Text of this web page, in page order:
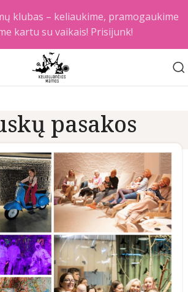
pasakos
klubas – keliaukime, pramogaukime
kartu su vaikais! Prisijunk!